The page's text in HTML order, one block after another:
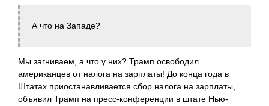
А что на Западе?
Мы загниваем, а что у них? Трамп освободил
американцев от налога на зарплаты! До конца года в
Штатах приостанавливается сбор налога на зарплаты,
объявил Трамп на пресс-конференции в штате Нью-